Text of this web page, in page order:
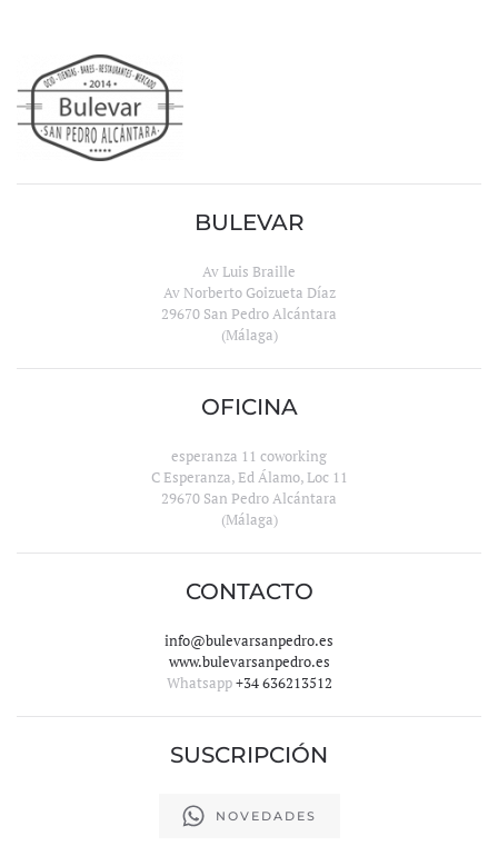
BULEVAR
Av Luis Braille
Av Norberto Goizueta Díaz
29670 San Pedro Alcántara
(Málaga)
OFICINA
esperanza 11 coworking
C Esperanza, Ed Álamo, Loc 11
29670 San Pedro Alcántara
(Málaga)
CONTACTO
info@bulevarsanpedro.es
www.bulevarsanpedro.es
Whatsapp+34 636213512
SUSCRIPCIÓN
NOVEDADES